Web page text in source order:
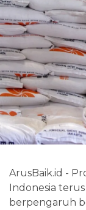
ArusBaik.id -
Indonesia
berpengaruh